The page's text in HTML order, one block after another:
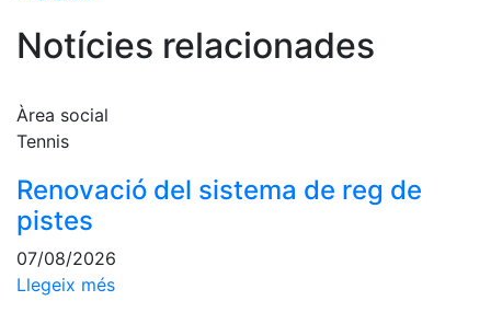
Pàdel
Quadre
d'Honor
del
Campionat
Notícies relacionades
Àrea social
Tennis
Renovació del sistema de reg de
pistes
07/08/2026
Llegeix més